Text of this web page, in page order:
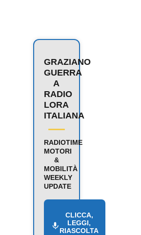
GRAZIANO
GUERRA
A
RADIO
LORA
ITALIANA
RADIOTIME
MOTORI
&
MOBILITÀ
WEEKLY
UPDATE
CLICCA,
LEGGI,
RIASCOLTA